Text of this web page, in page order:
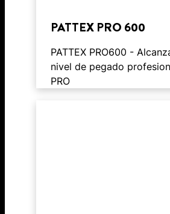
PATTEX PRO 600
PATTEX PRO600 -
nivel de pegado
PRO